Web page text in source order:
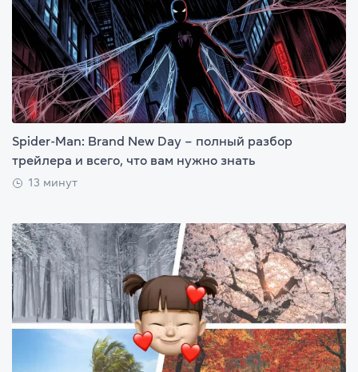
Spider-Man: Brand New Day – полный разбор
трейлера и всего, что вам нужно знать
13 минут